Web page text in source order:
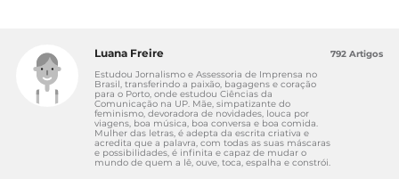
Luana Freire
Estudou Jornalismo e Assessoria de Imprensa no
Brasil, transferindo a paixão, bagagens e coração
para o Porto, onde estudou Ciências da
Comunicação na UP. Mãe, simpatizante do
feminismo, devoradora de novidades, louca por
viagens, boa música, boa conversa e boa comida.
Mulher das letras, é adepta da escrita criativa e
acredita que a palavra, com todas as suas máscaras
e possibilidades, é infinita e capaz de mudar o
mundo de quem a lê, ouve, toca, espalha e constrói.
792 Artigos